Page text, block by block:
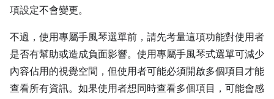
項設定不會變更。
不過，使用專屬手風琴選單前，請先考量這項功能對使用者
是否有幫助或造成負面影響。使用專屬手風琴式選單可減少
內容佔用的視覺空間，但使用者可能必須開啟多個項目才能
查看所有資訊。如果使用者想同時查看多個項目，可能會感